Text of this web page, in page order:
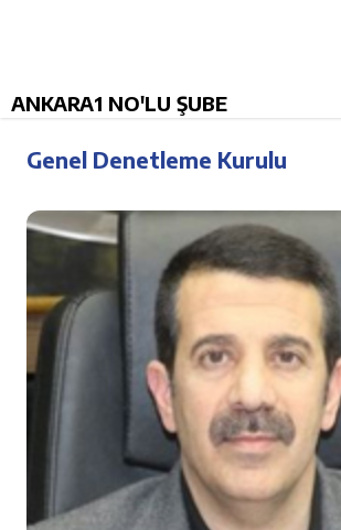
ANKARA1 NO'LU ŞUBE
Genel Denetleme Kurulu